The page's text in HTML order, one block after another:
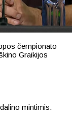
čempionato
Graikijos
mintimis.